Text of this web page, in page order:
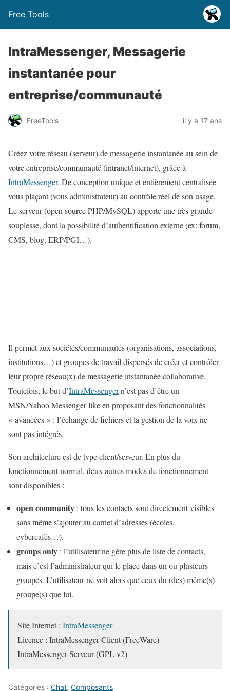
Free Tools
IntraMessenger, Messagerie
instantanée pour
entreprise/communauté
FreeTools il y a 17 ans
Créez votre réseau (serveur) de messagerie instantanée au sein de
votre entreprise/communauté (intranet/internet), grâce à
IntraMessenger. De conception unique et entièrement centralisée
vous plaçant (vous administrateur) au contrôle réel de son usage.
Le serveur (open source PHP/MySQL) apporte une très grande
souplesse, dont la possibilité d’authentification externe (ex: forum,
CMS, blog, ERP/PGI…).
Il permet aux sociétés/communautés (organisations, associations,
institutions…) et groupes de travail dispersés de créer et contrôler
leur propre réseau(x) de messagerie instantanée collaborative.
Toutefois, le but d’IntraMessengern’est pas d’être un
MSN/Yahoo Messenger like en proposant des fonctionnalités
« avancées » : l’échange de fichiers et la gestion de la voix ne
sont pas intégrés.
Son architecture est de type client/serveur. En plus du
fonctionnement normal, deux autres modes de fonctionnement
sont disponibles :
open community : tous les contacts sont directement visibles
sans même s’ajouter au carnet d’adresses (écoles,
cybercafés…).
groups only : l’utilisateur ne gère plus de liste de contacts,
mais c’est l’administrateur qui le place dans un ou plusieurs
groupes. L’utilisateur ne voit alors que ceux du (des) même(s)
groupe(s) que lui.
Site Internet : IntraMessenger
Licence : IntraMessenger Client (FreeWare) –
IntraMessenger Serveur (GPL v2)
Catégories : Chat, Composants